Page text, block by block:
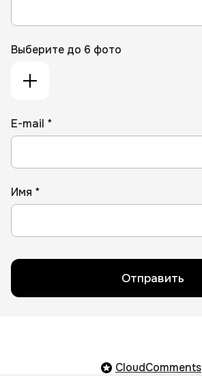
Выберите до 6 фото
E-mail *
Имя *
Отправить
CloudComments